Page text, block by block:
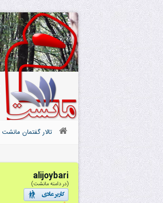
تالار گفتمان مانشت
alijoybari
(در دامنه مانشت)